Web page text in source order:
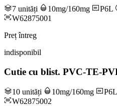
7 unități 10mg/160mg P6L
W62875001
Preț întreg
indisponibil
Cutie cu blist. PVC-TE-
10 unități 10mg/160mg P6L
W62875002